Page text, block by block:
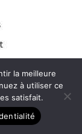
Amazon
la meilleure
à utiliser ce
satisfait.